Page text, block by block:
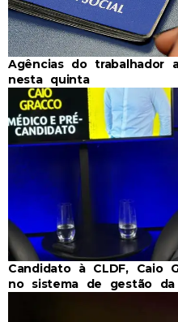
Agências do trabalhador
nesta quinta
Candidato à CLDF, Caio
no sistema de gestão da